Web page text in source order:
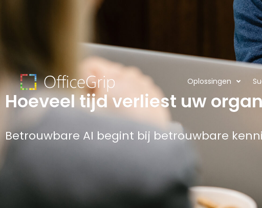
Oplossingen
Hoeveel tijd verliest uw
Betrouwbare AI begint bij betrouwbare